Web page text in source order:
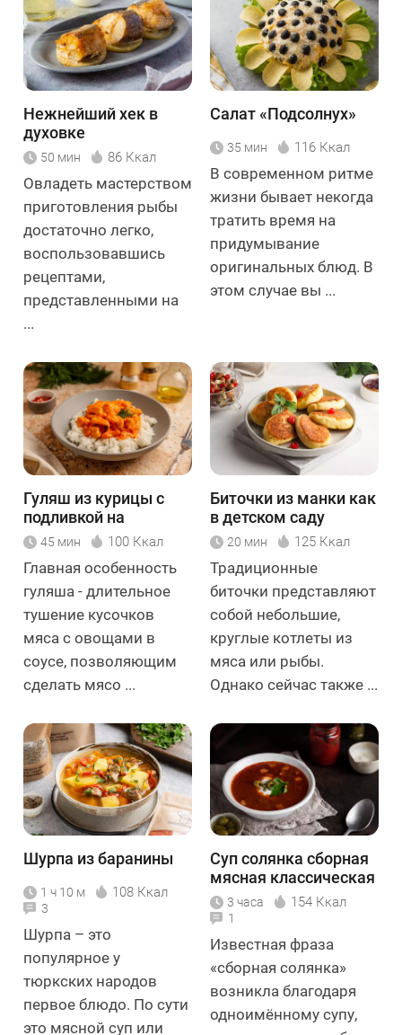
Нежнейший хек в
духовке
50 мин 86 Ккал
Овладеть мастерством
приготовления рыбы
достаточно легко,
воспользовавшись
рецептами,
представленными на
...
Салат «Подсолнух»
35 мин 116 Ккал
В современном ритме
жизни бывает некогда
тратить время на
придумывание
оригинальных блюд. В
этом случае вы ...
Гуляш из курицы с
подливкой на
сковороде
45 мин 100 Ккал
Главная особенность
гуляша - длительное
тушение кусочков
мяса с овощами в
соусе, позволяющим
сделать мясо ...
Биточки из манки как
в детском саду
20 мин 125 Ккал
Традиционные
биточки представляют
собой небольшие,
круглые котлеты из
мяса или рыбы.
Однако сейчас также ...
Шурпа из баранины
1 ч 10 м 108 Ккал
3
Шурпа – это
популярное у
тюркских народов
первое блюдо. По сути
это мясной суп или
Суп солянка сборная
мясная классическая
3 часа 154 Ккал
1
Известная фраза
«сборная солянка»
возникла благодаря
одноимённому супу,